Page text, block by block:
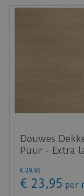
Douwes
Puur - Extra
03488 …
€ 29,95
€ 23 ,95 per